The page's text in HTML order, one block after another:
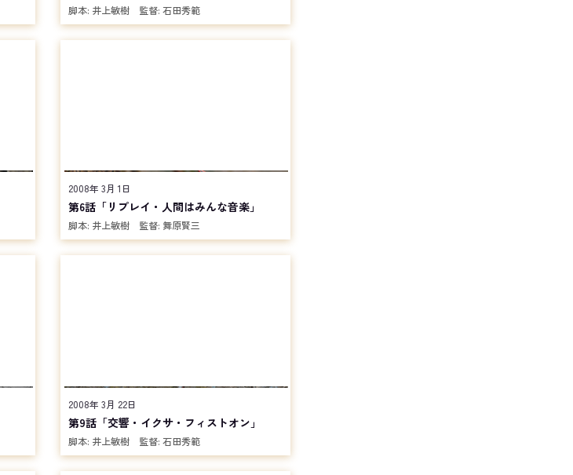
脚本: 井上敏樹 監督:石田秀範
2008年 3月 1日
第6話「リプレイ・人間はみんな音楽」
脚本: 井上敏樹 監督: 舞原賢三
2008年 3月 22日
第9話「交響・イクサ・フィストオン」
脚本: 井上敏樹 監督:石田秀範